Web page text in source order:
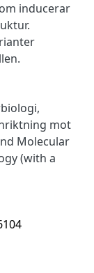
inducerar
,
mot
Molecular
(with a